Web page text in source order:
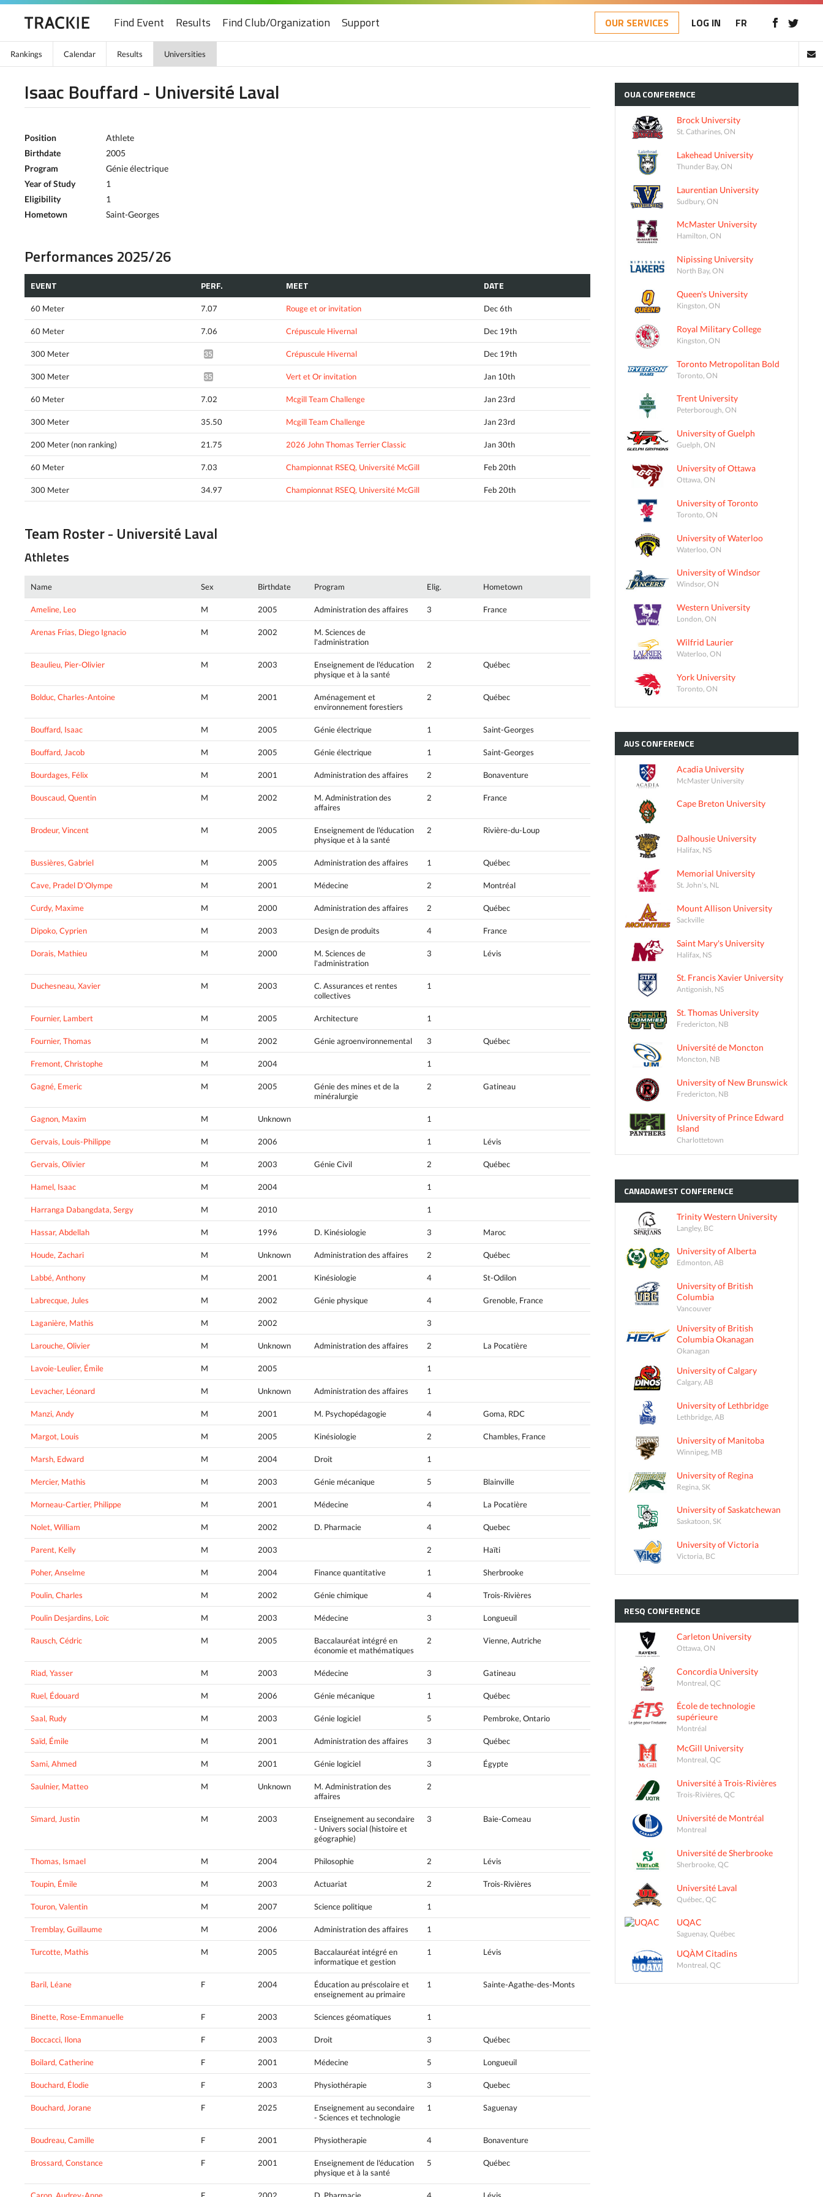
Find Event Results Find Club/Organization Support OUR SERVICES LOG IN FR
Rankings Calendar Results Universities
Isaac Bouffard - Université Laval
Position
Athlete
Birthdate
2005
Program
Génie électrique
Year of Study
1
Eligibility
1
Hometown
Saint-Georges
Performances 2025/26
EVENT PERF. MEET DATE
60 Meter 7.07 Rouge et or invitation Dec 6th
60 Meter 7.06 Crépuscule Hivernal Dec 19th
300 Meter 35.51* Crépuscule Hivernal Dec 19th
300 Meter 35.34* Vert et Or invitation Jan 10th
60 Meter 7.02 Mcgill Team Challenge Jan 23rd
300 Meter 35.50 Mcgill Team Challenge Jan 23rd
200 Meter (non ranking) 21.75 2026 John Thomas Terrier Classic Jan 30th
60 Meter 7.03 Championnat RSEQ, Université McGill Feb 20th
300 Meter 34.97 Championnat RSEQ, Université McGill Feb 20th
Team Roster - Université Laval
Athletes
Name Sex Birthdate Program Elig. Hometown
Ameline, Leo M 2005 Administration des affaires 3 France
Arenas Frias, Diego Ignacio M 2002
M. Sciences de
l'administration
Beaulieu, Pier-Olivier M 2003
Enseignement de l'éducation
physique et à la santé
2 Québec
Bolduc, Charles-Antoine M 2001
Aménagement et
environnement forestiers
2 Québec
Bouffard, Isaac M 2005 Génie électrique 1 Saint-Georges
Bouffard, Jacob M 2005 Génie électrique 1 Saint-Georges
Bourdages, Félix M 2001 Administration des affaires 2 Bonaventure
Bouscaud, Quentin M 2002
M. Administration des
affaires
2 France
Brodeur, Vincent M 2005
Enseignement de l'éducation
physique et à la santé
2 Rivière-du-Loup
Bussières, Gabriel M 2005 Administration des affaires 1 Québec
Cave, Pradel D'Olympe M 2001 Médecine 2 Montréal
Curdy, Maxime M 2000 Administration des affaires 2 Québec
Dipoko, Cyprien M 2003 Design de produits 4 France
Dorais, Mathieu M 2000
M. Sciences de
l'administration
3 Lévis
Duchesneau, Xavier M 2003
C. Assurances et rentes
collectives
1
Fournier, Lambert M 2005 Architecture 1
Fournier, Thomas M 2002 Génie agroenvironnemental 3 Québec
Fremont, Christophe M 2004 1
Gagné, Emeric M 2005
Génie des mines et de la
minéralurgie
2 Gatineau
Gagnon, Maxim M Unknown 1
Gervais, Louis-Philippe M 2006 1 Lévis
Gervais, Olivier M 2003 Génie Civil 2 Québec
Hamel, Isaac M 2004 1
Harranga Dabangdata, Sergy M 2010 1
Hassar, Abdellah M 1996 D. Kinésiologie 3 Maroc
Houde, Zachari M Unknown Administration des affaires 2 Québec
Labbé, Anthony M 2001 Kinésiologie 4 St-Odilon
Labrecque, Jules M 2002 Génie physique 4 Grenoble, France
Laganière, Mathis M 2002 3
Larouche, Olivier M Unknown Administration des affaires 2 La Pocatière
Lavoie-Leulier, Émile M 2005 1
Levacher, Léonard M Unknown Administration des affaires 1
Manzi, Andy M 2001 M. Psychopédagogie 4 Goma, RDC
Margot, Louis M 2005 Kinésiologie 2 Chambles, France
Marsh, Edward M 2004 Droit 1
Mercier, Mathis M 2003 Génie mécanique 5 Blainville
Morneau-Cartier, Philippe M 2001 Médecine 4 La Pocatière
Nolet, William M 2002 D. Pharmacie 4 Quebec
Parent, Kelly M 2003 2 Haïti
Poher, Anselme M 2004 Finance quantitative 1 Sherbrooke
Poulin, Charles M 2002 Génie chimique 4 Trois-Rivières
Poulin Desjardins, Loïc M 2003 Médecine 3 Longueuil
Rausch, Cédric M 2005
Baccalauréat intégré en
économie et mathématiques
2 Vienne, Autriche
Riad, Yasser M 2003 Médecine 3 Gatineau
Ruel, Édouard M 2006 Génie mécanique 1 Québec
Saal, Rudy M 2003 Génie logiciel 5 Pembroke, Ontario
Saïd, Émile M 2001 Administration des affaires 3 Québec
Sami, Ahmed M 2001 Génie logiciel 3 Égypte
Saulnier, Matteo M Unknown
M. Administration des
affaires
2
Simard, Justin M 2003
Enseignement au secondaire
- Univers social (histoire et
géographie)
3 Baie-Comeau
Thomas, Ismael M 2004 Philosophie 2 Lévis
Toupin, Émile M 2003 Actuariat 2 Trois-Rivières
Touron, Valentin M 2007 Science politique 1
Tremblay, Guillaume M 2006 Administration des affaires 1
Turcotte, Mathis M 2005
Baccalauréat intégré en
informatique et gestion
1 Lévis
Baril, Léane F 2004
Éducation au préscolaire et
enseignement au primaire
1 Sainte-Agathe-des-Monts
Binette, Rose-Emmanuelle F 2003 Sciences géomatiques 1
Boccacci, Ilona F 2003 Droit 3 Québec
Boilard, Catherine F 2001 Médecine 5 Longueuil
Bouchard, Élodie F 2003 Physiothérapie 3 Quebec
Bouchard, Jorane F 2025
Enseignement au secondaire
- Sciences et technologie
1 Saguenay
Boudreau, Camille F 2001 Physiotherapie 4 Bonaventure
Brossard, Constance F 2001
Enseignement de l'éducation
physique et à la santé
5 Québec
Caron, Audrey-Anne F 2002 D. Pharmacie 4 Lévis
OUACONFERENCE
Brock University
St. Catharines, ON
Lakehead University
Thunder Bay, ON
Laurentian University
Sudbury, ON
McMaster University
Hamilton, ON
Nipissing University
North Bay, ON
Queen's University
Kingston, ON
Royal Military College
Kingston, ON
Toronto Metropolitan Bold
Toronto, ON
Trent University
Peterborough, ON
University of Guelph
Guelph, ON
University of Ottawa
Ottawa, ON
University of Toronto
Toronto, ON
University of Waterloo
Waterloo, ON
University of Windsor
Windsor, ON
Western University
London, ON
Wilfrid Laurier
Waterloo, ON
York University
Toronto, ON
AUSCONFERENCE
Acadia University
McMaster University
Cape Breton University
Dalhousie University
Halifax, NS
Memorial University
St. John's, NL
Mount Allison University
Sackville
Saint Mary's University
Halifax, NS
St. Francis Xavier University
Antigonish, NS
St. Thomas University
Fredericton, NB
Université de Moncton
Moncton, NB
University of New Brunswick
Fredericton, NB
University of Prince Edward
Island
Charlottetown
CANADAWEST CONFERENCE
Trinity Western University
Langley, BC
University of Alberta
Edmonton, AB
University of British
Columbia
Vancouver
University of British
Columbia Okanagan
Okanagan
University of Calgary
Calgary, AB
University of Lethbridge
Lethbridge, AB
University of Manitoba
Winnipeg, MB
University of Regina
Regina, SK
University of Saskatchewan
Saskatoon, SK
University of Victoria
Victoria, BC
RESQ CONFERENCE
Carleton University
Ottawa, ON
Concordia University
Montreal, QC
École de technologie
supérieure
Montréal
McGill University
Montreal, QC
Université à Trois-Rivières
Trois-Rivières, QC
Université de Montréal
Montreal
Université de Sherbrooke
Sherbrooke, QC
Université Laval
Québec, QC
UQAC
Saguenay, Québec
UQÀM Citadins
Montreal, QC